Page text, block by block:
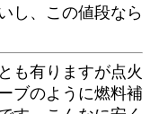
し、この値段なら
も有りますが点火
ブのように燃料補